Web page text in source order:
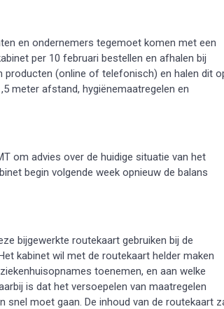
en ondernemers tegemoet komen met een
per 10 februari bestellen en afhalen bij
producten (online of telefonisch) en halen dit
meter afstand, hygiënemaatregelen en
om advies over de huidige situatie van het
begin volgende week opnieuw de balans
bijgewerkte routekaart gebruiken bij de
kabinet wil met de routekaart helder maken
toenemen, en aan welke
is dat het versoepelen van maatregelen
snel moet gaan. De inhoud van de routekaart